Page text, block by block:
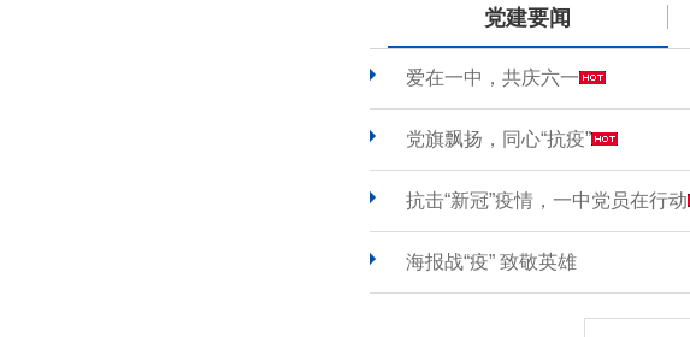
党建要闻
爱在一中，共庆六一
党旗飘扬，同心“抗疫”
抗击“新冠”疫情，一中党员在行动
海报战“疫” 致敬英雄